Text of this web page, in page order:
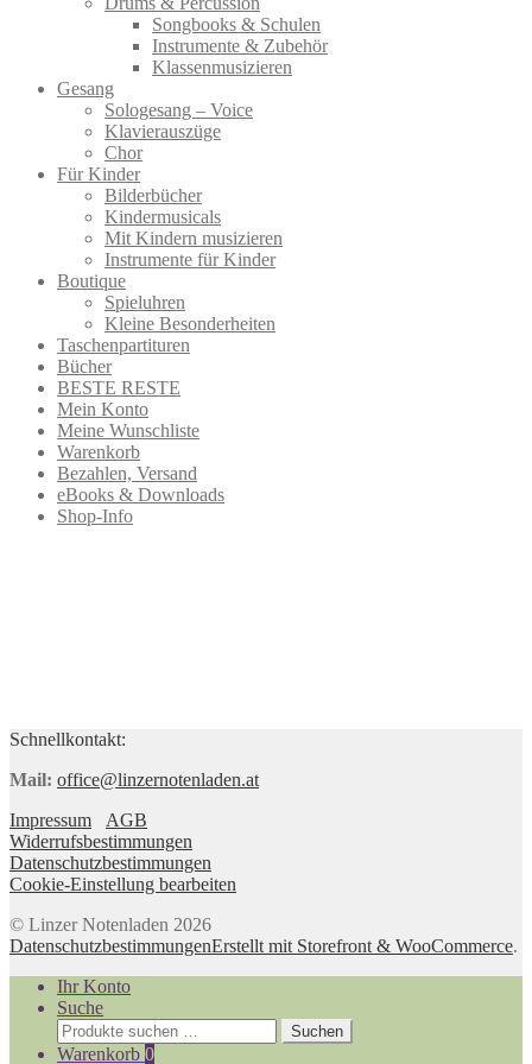
Songbooks & Schulen
Instrumente & Zubehör
Klassenmusizieren
Gesang
Sologesang – Voice
Klavierauszüge
Chor
Für Kinder
Bilderbücher
Kindermusicals
Mit Kindern musizieren
Instrumente für Kinder
Boutique
Spieluhren
Kleine Besonderheiten
Taschenpartituren
Bücher
BESTE RESTE
Mein Konto
Meine Wunschliste
Warenkorb
Bezahlen, Versand
eBooks & Downloads
Shop-Info
Schnellkontakt:
Mail: office@linzernotenladen.at
Impressum
AGB
Widerrufsbestimmungen
Datenschutzbestimmungen
Cookie-Einstellung bearbeiten
© Linzer Notenladen 2026
DatenschutzbestimmungenErstellt mit Storefront & WooCommerce.
Ihr Konto
Suche
Suchen
nach:
Suchen
Warenkorb 0